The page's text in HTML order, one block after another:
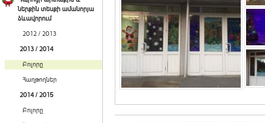
ներքին տեսքի ամանորյա
ձևավորում
2012 / 2013
2013 / 2014
Բոլորը
Հաղթողներ
2014 / 2015
Բոլորը